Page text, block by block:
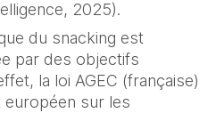
2025).
du snacking est
par des objectifs
la loi AGEC (française)
sur les